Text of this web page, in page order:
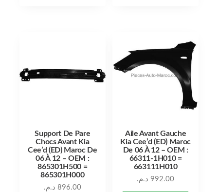
Support De Pare
Chocs Avant Kia
Cee’d (ED) Maroc De
06 À 12 – OEM :
865301H500 =
865301H000
896.00 د.م.
Aile Avant Gauche
Kia Cee’d (ED) Maroc
De 06 À 12 – OEM :
66311-1H010 =
663111H010
992.00 د.م.